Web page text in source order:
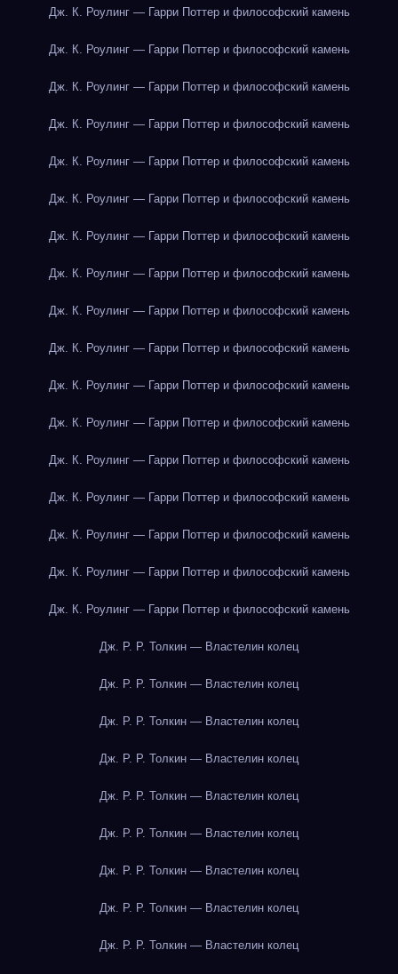
Дж. К. Роулинг — Гарри Поттер и философский камень
Дж. К. Роулинг — Гарри Поттер и философский камень
Дж. К. Роулинг — Гарри Поттер и философский камень
Дж. К. Роулинг — Гарри Поттер и философский камень
Дж. К. Роулинг — Гарри Поттер и философский камень
Дж. К. Роулинг — Гарри Поттер и философский камень
Дж. К. Роулинг — Гарри Поттер и философский камень
Дж. К. Роулинг — Гарри Поттер и философский камень
Дж. К. Роулинг — Гарри Поттер и философский камень
Дж. К. Роулинг — Гарри Поттер и философский камень
Дж. К. Роулинг — Гарри Поттер и философский камень
Дж. К. Роулинг — Гарри Поттер и философский камень
Дж. К. Роулинг — Гарри Поттер и философский камень
Дж. К. Роулинг — Гарри Поттер и философский камень
Дж. К. Роулинг — Гарри Поттер и философский камень
Дж. К. Роулинг — Гарри Поттер и философский камень
Дж. К. Роулинг — Гарри Поттер и философский камень
Дж. Р. Р. Толкин — Властелин колец
Дж. Р. Р. Толкин — Властелин колец
Дж. Р. Р. Толкин — Властелин колец
Дж. Р. Р. Толкин — Властелин колец
Дж. Р. Р. Толкин — Властелин колец
Дж. Р. Р. Толкин — Властелин колец
Дж. Р. Р. Толкин — Властелин колец
Дж. Р. Р. Толкин — Властелин колец
Дж. Р. Р. Толкин — Властелин колец